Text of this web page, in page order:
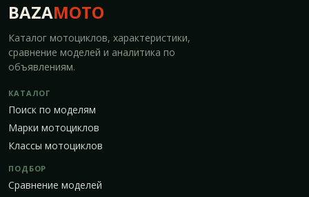
BAZAMOTO
Каталог мотоциклов, характеристики,
сравнение моделей и аналитика по
объявлениям.
КАТАЛОГ
Поиск по моделям
Марки мотоциклов
Классы мотоциклов
ПОДБОР
Сравнение моделей